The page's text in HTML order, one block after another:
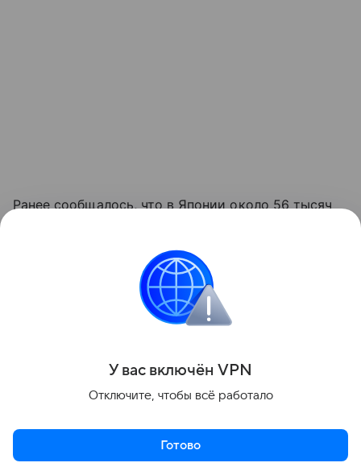
Ранее сообщалось, что в Японии около 56 тысяч
Достоверные новости всегда под рукой —
в канале «МК» в MAX.
Поделиться
Актуальное Топ дня Видео
У вас включён VPN
Отключите, чтобы всё работало
Готово